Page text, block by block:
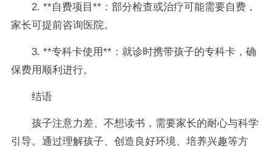
2. **自费项目**：部分检查或治疗可能需要自费，
家长可提前咨询医院。
3. **专科卡使用**：就诊时携带孩子的专科卡，确
保费用顺利进行。
结语
孩子注意力差、不想读书，需要家长的耐心与科学
引导。通过理解孩子、创造良好环境、培养兴趣等方